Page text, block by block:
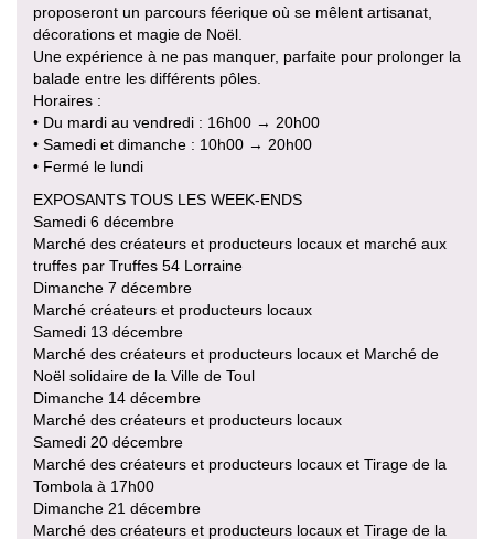
proposeront un parcours féerique où se mêlent artisanat,
décorations et magie de Noël.
Une expérience à ne pas manquer, parfaite pour prolonger la
balade entre les différents pôles.
Horaires :
• Du mardi au vendredi : 16h00 → 20h00
• Samedi et dimanche : 10h00 → 20h00
• Fermé le lundi
EXPOSANTS TOUS LES WEEK-ENDS
Samedi 6 décembre
Marché des créateurs et producteurs locaux et marché aux
truffes par Truffes 54 Lorraine
Dimanche 7 décembre
Marché créateurs et producteurs locaux
Samedi 13 décembre
Marché des créateurs et producteurs locaux et Marché de
Noël solidaire de la Ville de Toul
Dimanche 14 décembre
Marché des créateurs et producteurs locaux
Samedi 20 décembre
Marché des créateurs et producteurs locaux et Tirage de la
Tombola à 17h00
Dimanche 21 décembre
Marché des créateurs et producteurs locaux et Tirage de la